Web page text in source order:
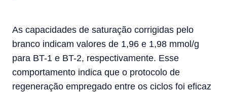
As capacidades de saturação corrigidas pelo
branco indicam valores de 1,96 e 1,98 mmol/g
para BT-1 e BT-2, respectivamente. Esse
comportamento indica que o protocolo de
regeneração empregado entre os ciclos foi eficaz